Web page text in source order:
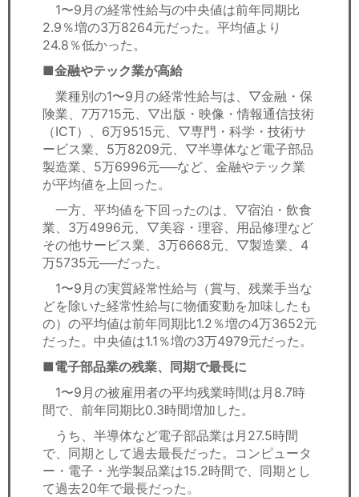
1〜9月の経常性給与の中央値は前年同期比
2.9％増の3万8264元だった。平均値より
24.8％低かった。
■金融やテック業が高給
業種別の1〜9月の経常性給与は、▽金融・保
険業、7万715元、▽出版・映像・情報通信技術
（ICT）、6万9515元、▽専門・科学・技術サ
ービス業、5万8209元、▽半導体など電子部品
製造業、5万6996元──など、金融やテック業
が平均値を上回った。
一方、平均値を下回ったのは、▽宿泊・飲食
業、3万4996元、▽美容・理容、用品修理など
その他サービス業、3万6668元、▽製造業、4
万5735元──だった。
1〜9月の実質経常性給与（賞与、残業手当な
どを除いた経常性給与に物価変動を加味したも
の）の平均値は前年同期比1.2％増の4万3652元
だった。中央値は1.1％増の3万4979元だった。
■電子部品業の残業、同期で最長に
1〜9月の被雇用者の平均残業時間は月8.7時
間で、前年同期比0.3時間増加した。
うち、半導体など電子部品業は月27.5時間
で、同期として過去最長だった。コンピュータ
ー・電子・光学製品業は15.2時間で、同期とし
て過去20年で最長だった。